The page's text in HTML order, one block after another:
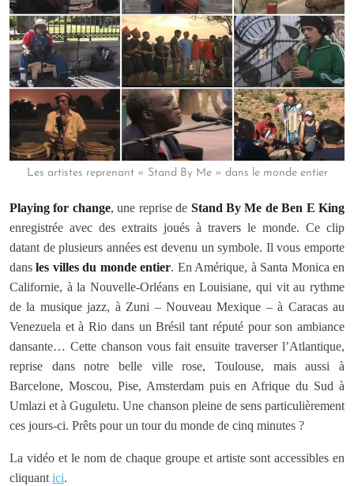
Les artistes reprenant « Stand By Me » dans le monde entier
Playing for change, une reprise de Stand By Me de Ben E King
enregistrée avec des extraits joués à travers le monde. Ce clip
datant de plusieurs années est devenu un symbole. Il vous emporte
dans les villes du monde entier. En Amérique, à Santa Monica en
Californie, à la Nouvelle-Orléans en Louisiane, qui vit au rythme
de la musique jazz, à Zuni – Nouveau Mexique – à Caracas au
Venezuela et à Rio dans un Brésil tant réputé pour son ambiance
dansante… Cette chanson vous fait ensuite traverser l’Atlantique,
reprise dans notre belle ville rose, Toulouse, mais aussi à
Barcelone, Moscou, Pise, Amsterdam puis en Afrique du Sud à
Umlazi et à Guguletu. Une chanson pleine de sens particulièrement
ces jours-ci. Prêts pour un tour du monde de cinq minutes ?
La vidéo et le nom de chaque groupe et artiste sont accessibles en
cliquant ici.